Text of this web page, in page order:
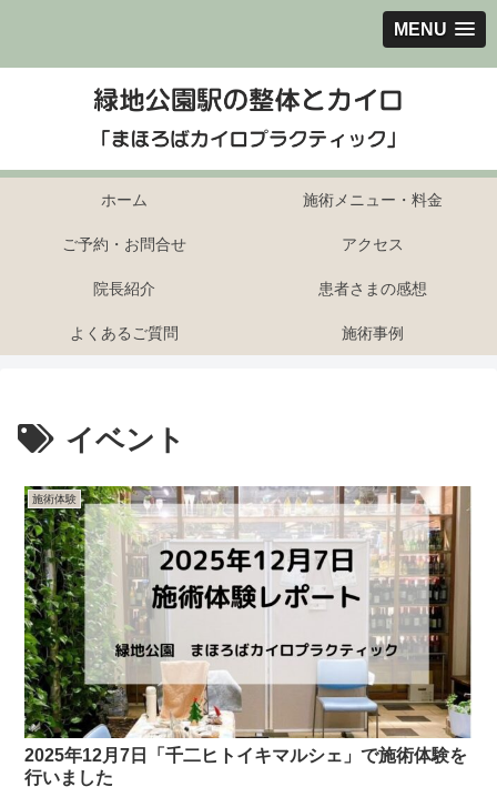
MENU
ホーム 施術メニュー・料金
ご予約・お問合せ アクセス
院長紹介 患者さまの感想
よくあるご質問 施術事例
イベント
施術体験
2025年12月7日「千二ヒトイキマルシェ」で施術体験を
行いました